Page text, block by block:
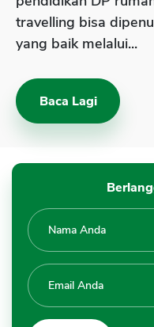
travelling bisa
yang baik melalui...
Baca Lagi